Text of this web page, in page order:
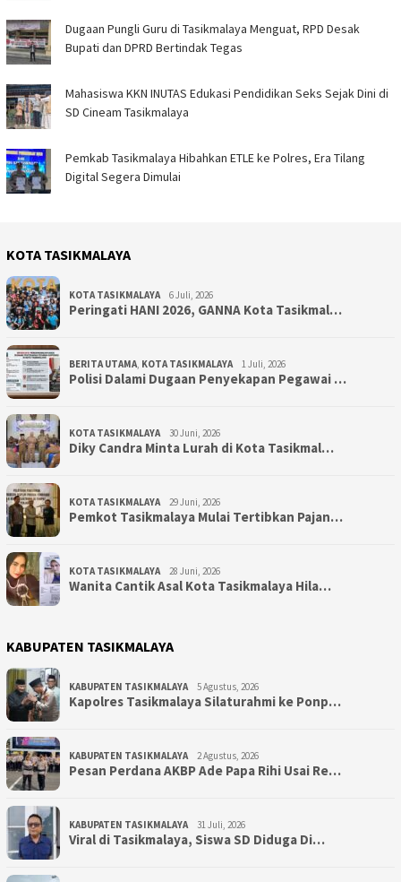
Dugaan Pungli Guru di Tasikmalaya Menguat, RPD Desak
Bupati dan DPRD Bertindak Tegas
Mahasiswa KKN INUTAS Edukasi Pendidikan Seks Sejak Dini di
SD Cineam Tasikmalaya
Pemkab Tasikmalaya Hibahkan ETLE ke Polres, Era Tilang
Digital Segera Dimulai
KOTA TASIKMALAYA
KOTA TASIKMALAYA 6 Juli, 2026
Peringati HANI 2026, GANNA Kota Tasikmal…
BERITA UTAMA KOTA TASIKMALAYA 1 Juli, 2026
Polisi Dalami Dugaan Penyekapan Pegawai …
KOTA TASIKMALAYA 30 Juni, 2026
Diky Candra Minta Lurah di Kota Tasikmal…
KOTA TASIKMALAYA 29 Juni, 2026
Pemkot Tasikmalaya Mulai Tertibkan Pajan…
KOTA TASIKMALAYA 28 Juni, 2026
Wanita Cantik Asal Kota Tasikmalaya Hila…
KABUPATEN TASIKMALAYA
KABUPATEN TASIKMALAYA 5 Agustus, 2026
Kapolres Tasikmalaya Silaturahmi ke Ponp…
KABUPATEN TASIKMALAYA 2 Agustus, 2026
Pesan Perdana AKBP Ade Papa Rihi Usai Re…
KABUPATEN TASIKMALAYA 31 Juli, 2026
Viral di Tasikmalaya, Siswa SD Diduga Di…